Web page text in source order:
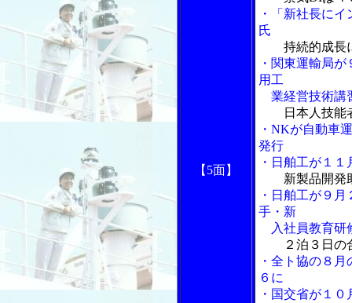
【5面】
・「新社長に
氏
持続的成長
・関東運輸局
用工
業経営技術講
日本人技能
・NKが自動車
発行
・日舶工が１
新製品開発
・日舶工が９
手・新
入社員教育研
２泊３日
・全ト協の８
６に
・国交省が１